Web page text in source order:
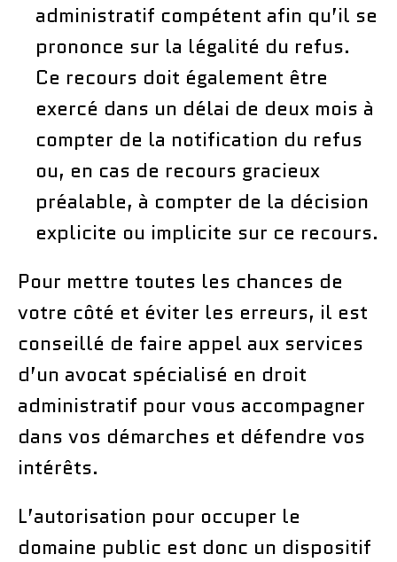
administratif compétent afin qu’il se
prononce sur la légalité du refus.
Ce recours doit également être
exercé dans un délai de deux mois à
compter de la notification du refus
ou, en cas de recours gracieux
préalable, à compter de la décision
explicite ou implicite sur ce recours.
Pour mettre toutes les chances de
votre côté et éviter les erreurs, il est
conseillé de faire appel aux services
d’un avocat spécialisé en droit
administratif pour vous accompagner
dans vos démarches et défendre vos
intérêts.
L’autorisation pour occuper le
domaine public est donc un dispositif